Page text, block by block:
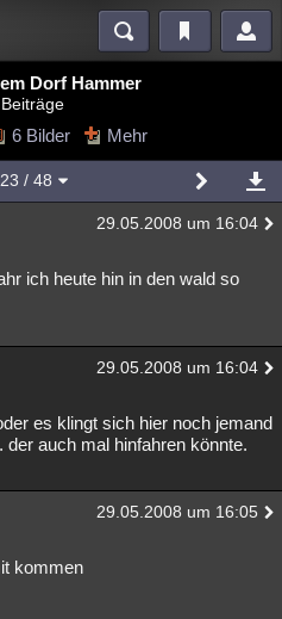
Videos
Mystery Kriminalfälle
Technologie Ufologie
Gaming Filme
Allmystery English
Neue
Dorf Hammer
6 Bilder Mehr
23 / 48
29.05.2008 um 16:04
ich heute hin in den wald so
29.05.2008 um 16:04
es klingt sich hier noch jemand
auch mal hinfahren könnte.
29.05.2008 um 16:05
kommen